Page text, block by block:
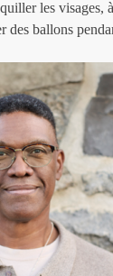
les visages,
des ballons